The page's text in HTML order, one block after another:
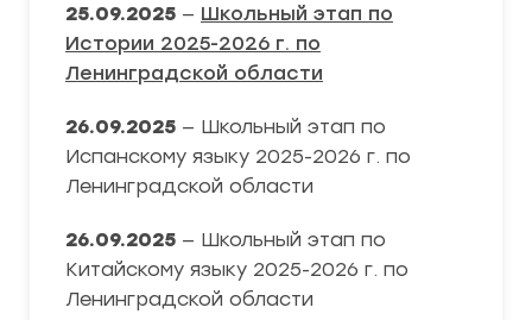
25.09.2025 — Школьный этап по
Истории 2025-2026 г. по
Ленинградской области
26.09.2025 — Школьный этап по
Испанскому языку 2025-2026 г. по
Ленинградской области
26.09.2025 — Школьный этап по
Китайскому языку 2025-2026 г. по
Ленинградской области